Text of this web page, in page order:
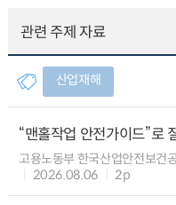
관련 주제 자료
산업재해
“맨홀작업 안전가이드”로
고용노동부 한국산업안전보건
2026.08.06
2p